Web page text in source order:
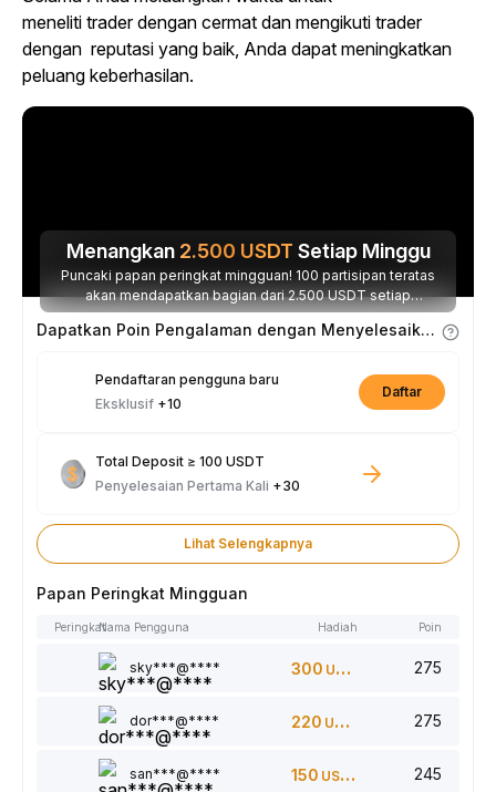
meneliti traderdengan cermat dan mengikuti trader
dengan reputasi yang baik, Anda dapat meningkatkan
peluang keberhasilan.
Menangkan 2.500 USDT Setiap Minggu
Puncaki papan peringkat mingguan! 100 partisipan teratas
akan mendapatkan bagian dari 2.500 USDT setiap
minggunya.
Dapatkan Poin Pengalaman dengan Menyelesaikan Tugas
Pendaftaran pengguna baru
Eksklusif +10
Daftar
Total Deposit ≥ 100 USDT
Penyelesaian Pertama Kali +30
Lihat Selengkapnya
Papan Peringkat Mingguan
PeringkatNama Pengguna Hadiah Poin
sky***@**** 300 USDT 275
dor***@**** 220 USDT 275
san***@**** 150 USDT 245